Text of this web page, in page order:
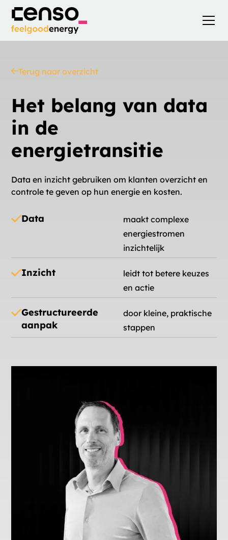
Terug naar overzicht
Het belang van data
in de
energietransitie
Data en inzicht gebruiken om klanten overzicht en
controle te geven op hun energie en kosten.
Data
maakt complexe
energiestromen
inzichtelijk
Inzicht
leidt tot betere keuzes
en actie
Gestructureerde
aanpak
door kleine, praktische
stappen